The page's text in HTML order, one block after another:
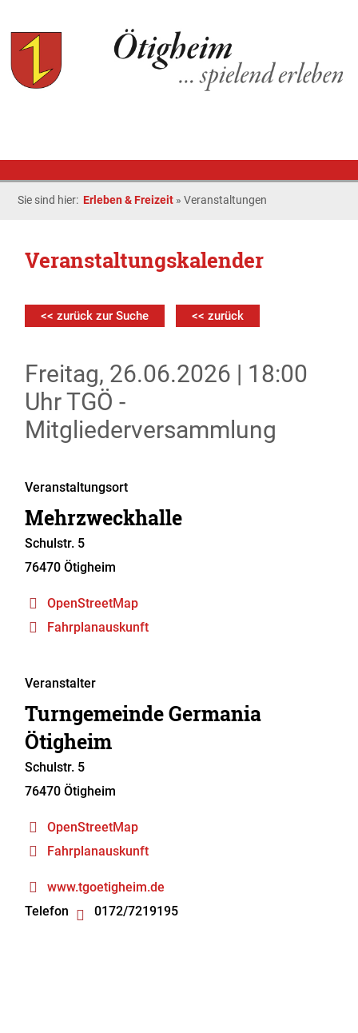
Sie sind hier: Erleben & Freizeit »Veranstaltungen
Veranstaltungskalender
<< zurück zur Suche << zurück
Freitag, 26.06.2026 | 18:00
UhrTGÖ -
Mitgliederversammlung
Veranstaltungsort
Mehrzweckhalle
Schulstr. 5
76470 Ötigheim
OpenStreetMap
Fahrplanauskunft
Veranstalter
Turngemeinde Germania
Ötigheim
Schulstr. 5
76470 Ötigheim
OpenStreetMap
Fahrplanauskunft
www.tgoetigheim.de
Telefon
0172/7219195